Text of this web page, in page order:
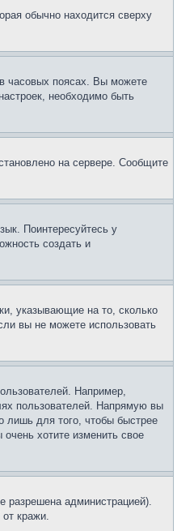
обычно находится сверху
часовых поясах. Вы можете
необходимо быть
на сервере. Сообщите
Поинтересуйтесь у
создать и
указывающие на то, сколько
вы не можете использовать
Например,
пользователей. Напрямую вы
лишь для того, чтобы быстрее
хотите изменить свое
разрешена администрацией).
кражи.